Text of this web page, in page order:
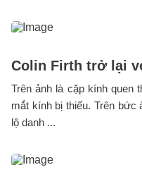
Colin Firth trở lại
Trên ảnh là cặp kính quen
mắt kính bị thiếu. Trên bức
lộ danh ...